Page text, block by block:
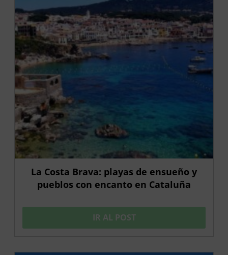
La Costa Brava: playas de ensueño y
pueblos con encanto en Cataluña
IR AL POST